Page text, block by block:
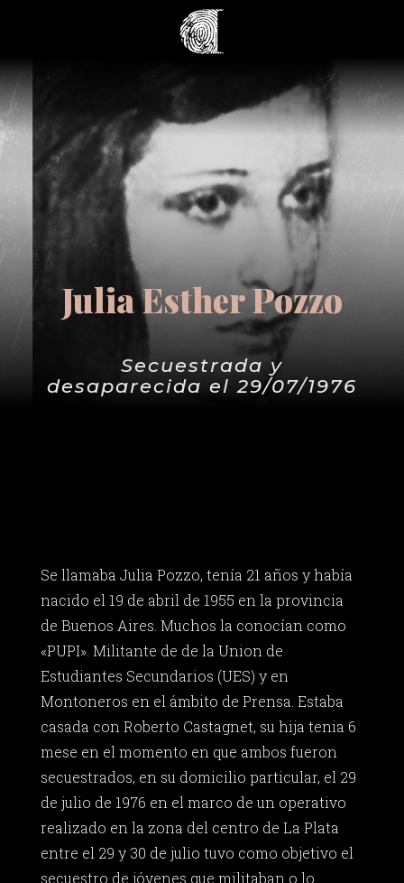
Julia Esther Pozzo
Secuestrada y
desaparecida el 29/07/1976
Se llamaba Julia Pozzo, tenía 21 años y había
nacido el 19 de abril de 1955 en la provincia
de Buenos Aires. Muchos la conocían como
«PUPI». Militante de de la Union de
Estudiantes Secundarios (UES) y en
Montoneros en el ámbito de Prensa. Estaba
casada con Roberto Castagnet, su hija tenia 6
mese en el momento en que ambos fueron
secuestrados, en su domicilio particular, el 29
de julio de 1976 en el marco de un operativo
realizado en la zona del centro de La Plata
entre el 29 y 30 de julio tuvo como objetivo el
secuestro de jóvenes que militaban o lo